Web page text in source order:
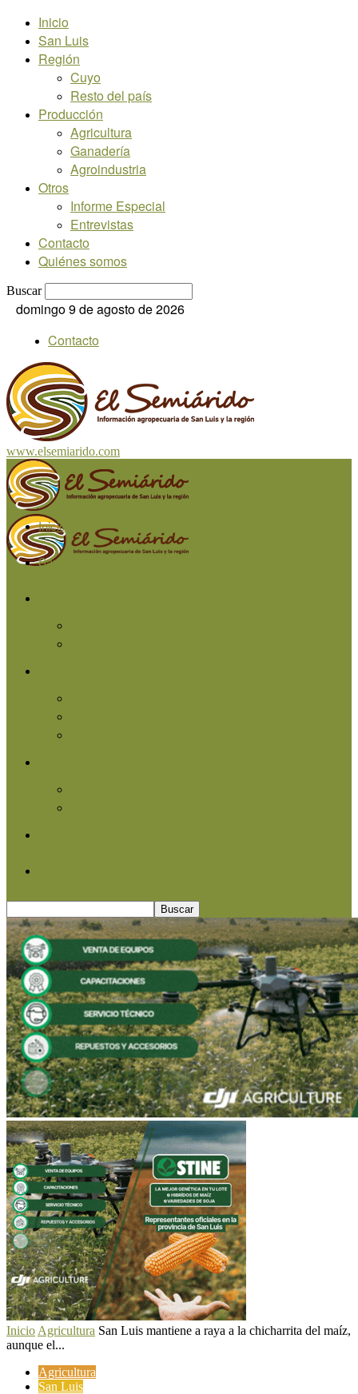
Inicio
San Luis
Región
Cuyo
Resto del país
Producción
Agricultura
Ganadería
Agroindustria
Otros
Informe Especial
Entrevistas
Contacto
Quiénes somos
Buscar
domingo 9 de agosto de 2026
Contacto
www.elsemiarido.com
Inicio
San Luis
Inicio Agricultura San Luis mantiene a raya a la chicharrita del maíz,
aunque el...
Agricultura
San Luis